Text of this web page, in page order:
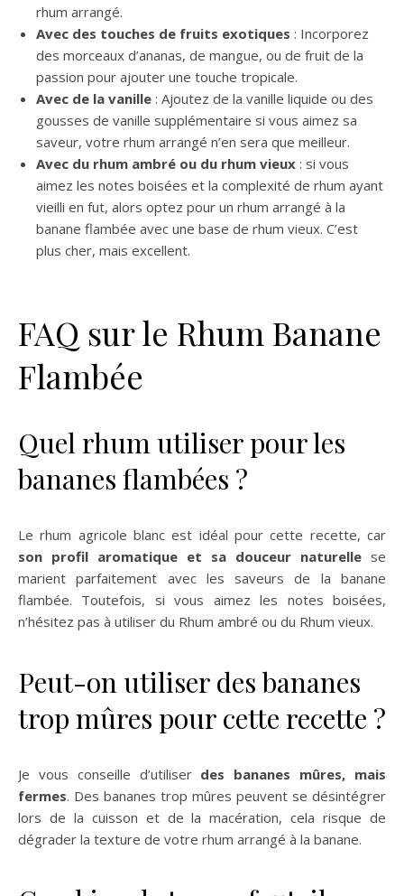
rhum arrangé.
Avec des touches de fruits exotiques : Incorporez
des morceaux d’ananas, de mangue, ou de fruit de la
passion pour ajouter une touche tropicale.
Avec de la vanille : Ajoutez de la vanille liquide ou des
gousses de vanille supplémentaire si vous aimez sa
saveur, votre rhum arrangé n’en sera que meilleur.
Avec du rhum ambré ou du rhum vieux : si vous
aimez les notes boisées et la complexité de rhum ayant
vieilli en fut, alors optez pour un rhum arrangé à la
banane flambée avec une base de rhum vieux. C’est
plus cher, mais excellent.
FAQ sur le Rhum Banane
Flambée
Quel rhum utiliser pour les
bananes flambées ?
Le rhum agricole blanc est idéal pour cette recette, car
son profil aromatique et sa douceur naturelle se
marient parfaitement avec les saveurs de la banane
flambée. Toutefois, si vous aimez les notes boisées,
n’hésitez pas à utiliser du Rhum ambré ou du Rhum vieux.
Peut-on utiliser des bananes
trop mûres pour cette recette ?
Je vous conseille d’utiliser des bananes mûres, mais
fermes. Des bananes trop mûres peuvent se désintégrer
lors de la cuisson et de la macération, cela risque de
dégrader la texture de votre rhum arrangé à la banane.